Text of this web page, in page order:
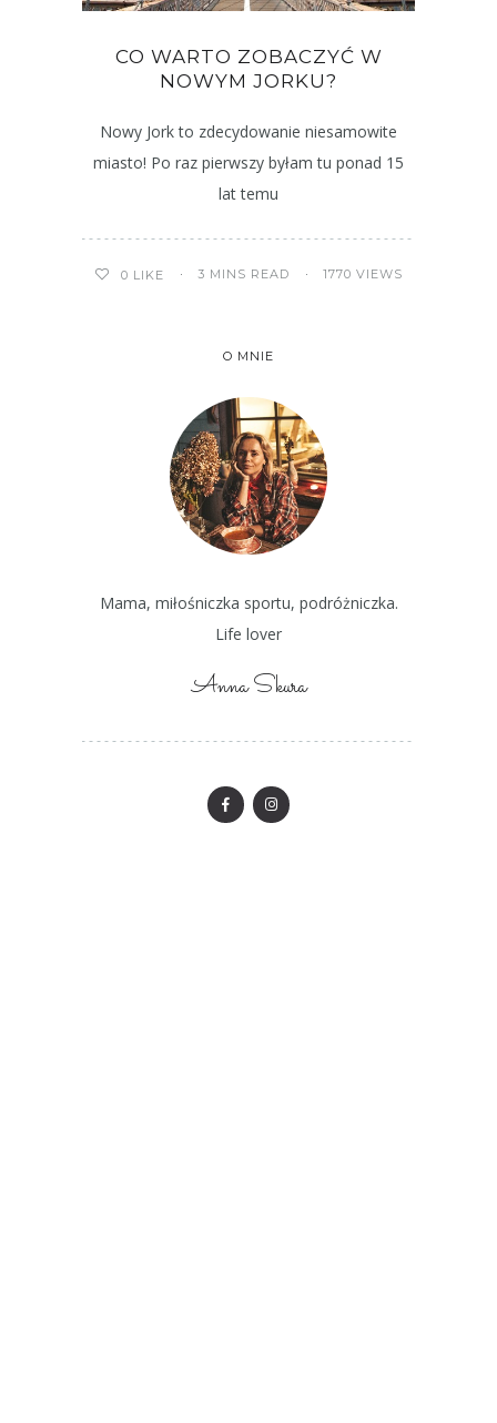
CO WARTO ZOBACZYĆ W
NOWYM JORKU?
Nowy Jork to zdecydowanie niesamowite
miasto! Po raz pierwszy byłam tu ponad 15
lat temu
0 LIKE 3 MINS READ 1770 VIEWS
O MNIE
Mama, miłośniczka sportu, podróżniczka.
Life lover
Anna Skura